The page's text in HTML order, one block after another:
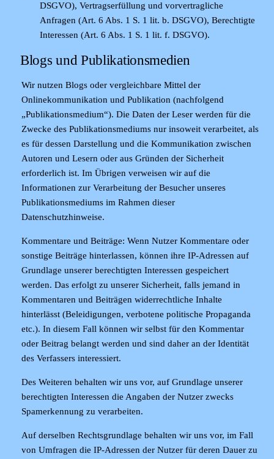
DSGVO), Vertragserfüllung und vorvertragliche
Anfragen (Art. 6 Abs. 1 S. 1 lit. b. DSGVO), Berechtigte
Interessen (Art. 6 Abs. 1 S. 1 lit. f. DSGVO).
Blogs und Publikationsmedien
Wir nutzen Blogs oder vergleichbare Mittel der
Onlinekommunikation und Publikation (nachfolgend
„Publikationsmedium“). Die Daten der Leser werden für die
Zwecke des Publikationsmediums nur insoweit verarbeitet, als
es für dessen Darstellung und die Kommunikation zwischen
Autoren und Lesern oder aus Gründen der Sicherheit
erforderlich ist. Im Übrigen verweisen wir auf die
Informationen zur Verarbeitung der Besucher unseres
Publikationsmediums im Rahmen dieser
Datenschutzhinweise.
Kommentare und Beiträge: Wenn Nutzer Kommentare oder
sonstige Beiträge hinterlassen, können ihre IP-Adressen auf
Grundlage unserer berechtigten Interessen gespeichert
werden. Das erfolgt zu unserer Sicherheit, falls jemand in
Kommentaren und Beiträgen widerrechtliche Inhalte
hinterlässt (Beleidigungen, verbotene politische Propaganda
etc.). In diesem Fall können wir selbst für den Kommentar
oder Beitrag belangt werden und sind daher an der Identität
des Verfassers interessiert.
Des Weiteren behalten wir uns vor, auf Grundlage unserer
berechtigten Interessen die Angaben der Nutzer zwecks
Spamerkennung zu verarbeiten.
Auf derselben Rechtsgrundlage behalten wir uns vor, im Fall
von Umfragen die IP-Adressen der Nutzer für deren Dauer zu